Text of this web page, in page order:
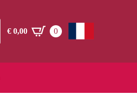
for:€0,00 0